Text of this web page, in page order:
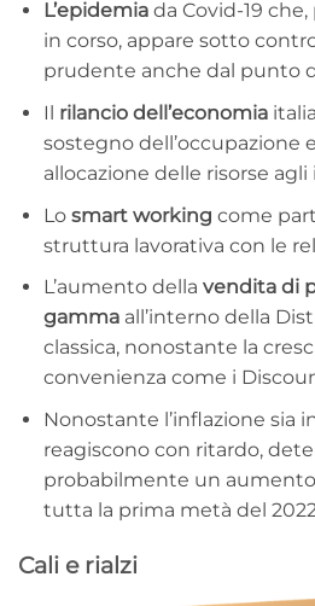
L’epidemiada Covid-19
in corso, appare sotto
prudente anche dal punto
Il rilancio dell’economia
sostegno dell’occupazione
allocazione delle risorse
Lo smart working come
struttura lavorativa con le
L’aumento della vendita di
gammaall’interno della
classica, nonostante la
convenienza come i
Nonostante l’inflazione sia
reagiscono con ritardo,
probabilmente un
tutta la prima metà del 2022
Cali e rialzi